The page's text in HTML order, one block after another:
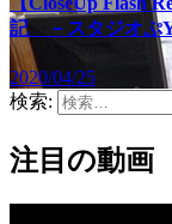
記 －スタジオぷ
2020/04/25
検索:
注目の動画